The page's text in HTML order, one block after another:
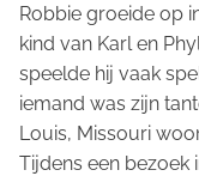
Robbie groeide op
kind van Karl en
speelde hij vaak
iemand was zijn
Louis, Missouri
Tijdens een bezoek